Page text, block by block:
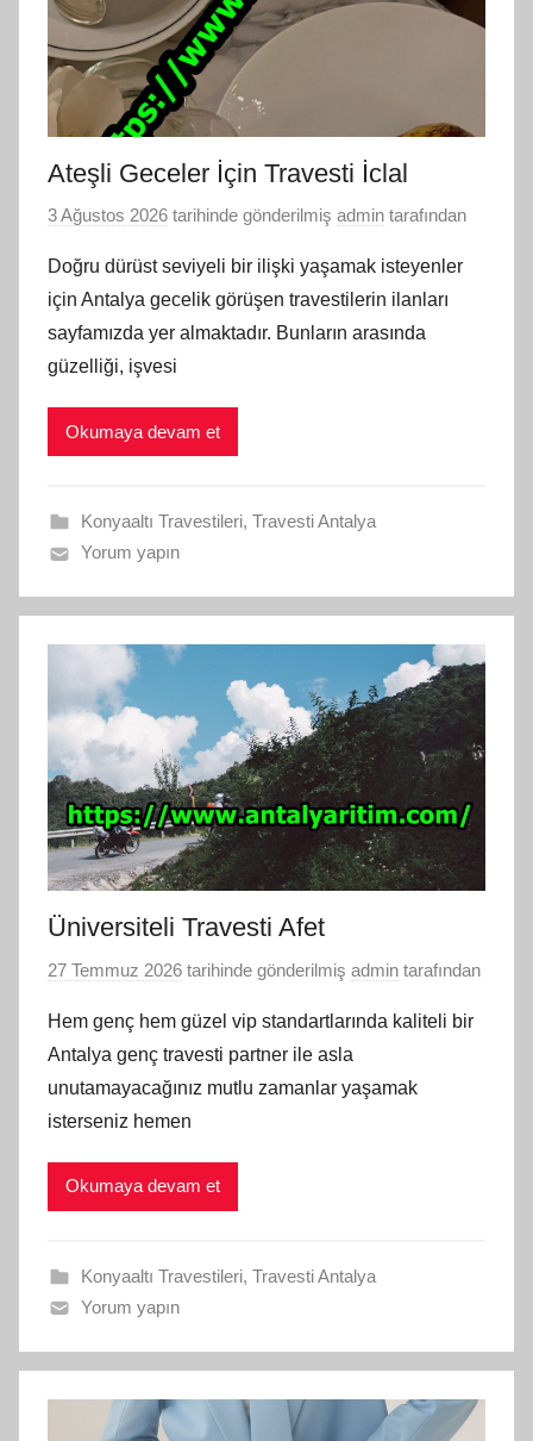
Ateşli Geceler İçin Travesti İclal
3 Ağustos 2026 tarihinde gönderilmiş admin tarafından
Doğru dürüst seviyeli bir ilişki yaşamak isteyenler
için Antalya gecelik görüşen travestilerin ilanları
sayfamızda yer almaktadır. Bunların arasında
güzelliği, işvesi
Okumaya devam et
Konyaaltı Travestileri, Travesti Antalya
Yorum yapın
Üniversiteli Travesti Afet
27 Temmuz 2026 tarihinde gönderilmiş admin tarafından
Hem genç hem güzel vip standartlarında kaliteli bir
Antalya genç travesti partner ile asla
unutamayacağınız mutlu zamanlar yaşamak
isterseniz hemen
Okumaya devam et
Konyaaltı Travestileri, Travesti Antalya
Yorum yapın